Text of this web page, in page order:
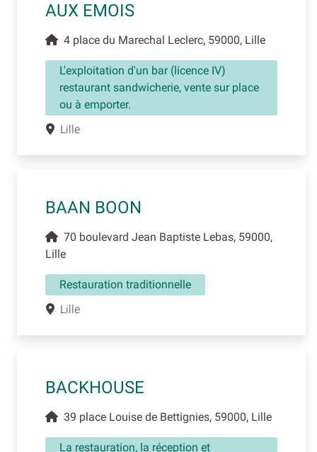
AUX EMOIS
4 place du Marechal Leclerc, 59000, Lille
L'exploitation d'un bar (licence IV)
restaurant sandwicherie, vente sur place
ou à emporter.
Lille
BAAN BOON
70 boulevard Jean Baptiste Lebas, 59000,
Lille
Restauration traditionnelle
Lille
BACKHOUSE
39 place Louise de Bettignies, 59000, Lille
La restauration, la réception et